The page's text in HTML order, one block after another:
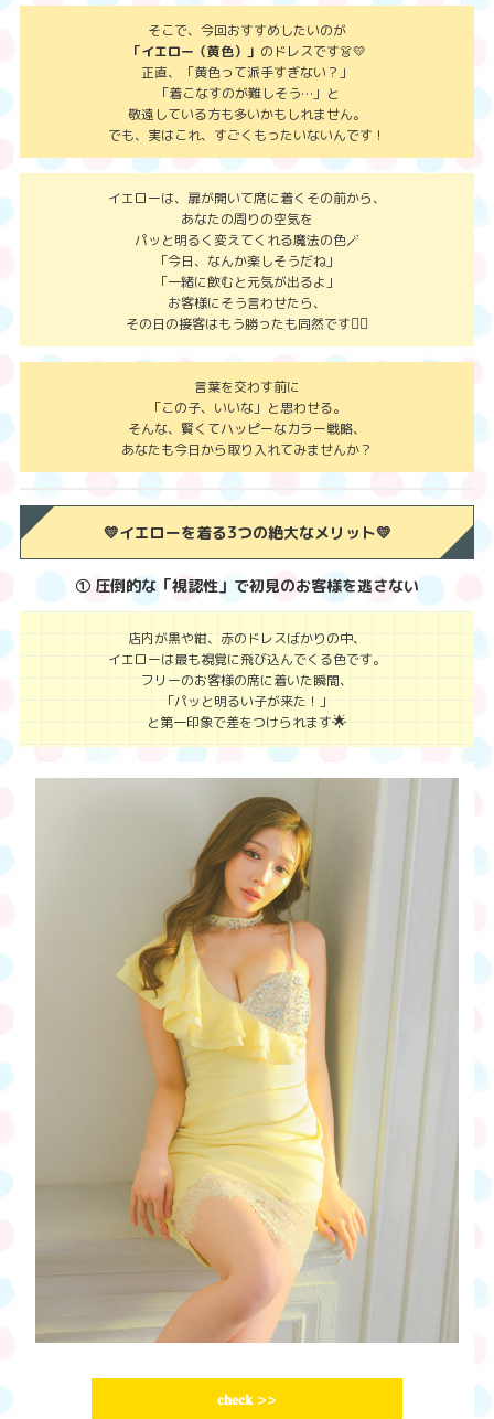
そこで、今回おすすめしたいのが
「イエロー（黄色）」 のドレスです👗💛
正直、「黄色って派手すぎない？」
「着こなすのが難しそう…」と
敬遠している方も多いかもしれません。
でも、実はこれ、すごくもったいないんです！
イエローは、扉が開いて席に着くその前から、
あなたの周りの空気を
パッと明るく変えてくれる魔法の色🪄
「今日、なんか楽しそうだね」
「一緒に飲むと元気が出るよ」
お客様にそう言わせたら、
その日の接客はもう勝ったも同然です✊🏻
言葉を交わす前に
「この子、いいな」と思わせる。
そんな、賢くてハッピーなカラー戦略、
あなたも今日から取り入れてみませんか？
💛イエローを着る3つの絶大なメリット💛
① 圧倒的な「視認性」で初見のお客様を逃さない
店内が黒や紺、赤のドレスばかりの中、
イエローは最も視覚に飛び込んでくる色です。
フリーのお客様の席に着いた瞬間、
「パッと明るい子が来た！」
と第一印象で差をつけられます🌟
𝐜𝐡𝐞𝐜𝐤 >>